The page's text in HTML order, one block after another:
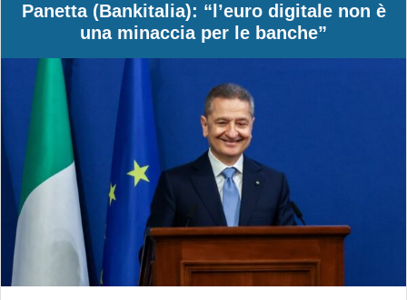
Panetta (Bankitalia): “l’euro digitale non è
una minaccia per le banche”